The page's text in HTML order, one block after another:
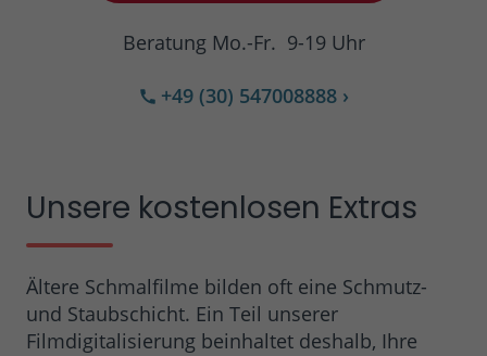
Beratung Mo.-Fr. 9-19 Uhr
+49 (30) 547008888 ›
Unsere kostenlosen Extras
Ältere Schmalfilme bilden oft eine Schmutz-
und Staubschicht. Ein Teil unserer
Filmdigitalisierung beinhaltet deshalb, Ihre